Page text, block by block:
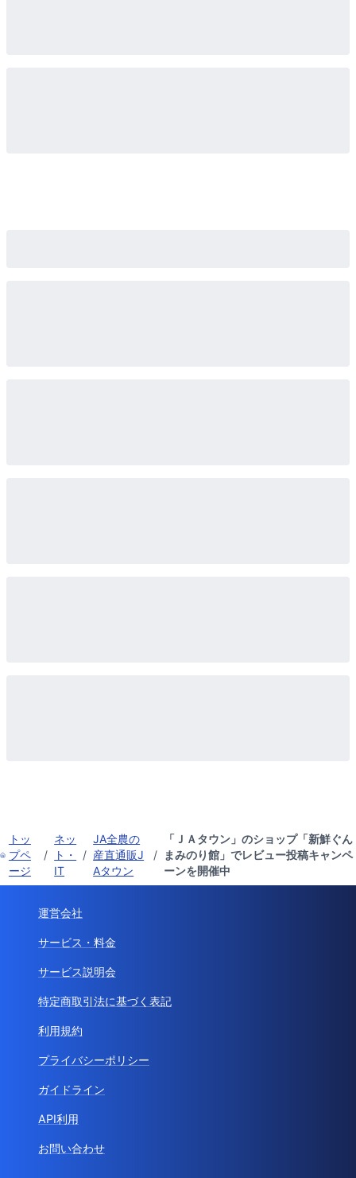
トッ
プペ
ージ
/
ネッ
ト・
IT
/
JA全農の
産直通販J
Aタウン
/
「ＪＡタウン」のショップ「新鮮ぐん
まみのり館」でレビュー投稿キャンペ
ーンを開催中
運営会社
サービス・料金
サービス説明会
特定商取引法に基づく表記
利用規約
プライバシーポリシー
ガイドライン
API利用
お問い合わせ